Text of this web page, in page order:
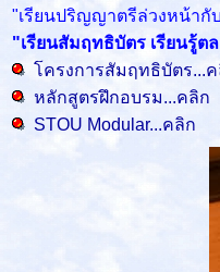
"เรียนปริญญาตรีล่วงหน้ากั
"เรียนสัมฤทธิบัตร เรียน
โครงการสัมฤทธิบัตร...
หลักสูตรฝึกอบรม...คลิก
STOU Modular...คลิก